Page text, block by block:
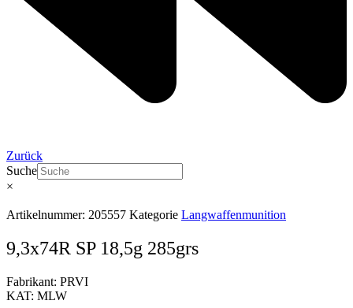
Zurück
Suche
×
Artikelnummer: 205557 Kategorie Langwaffenmunition
9,3x74R SP 18,5g 285grs
Fabrikant: PRVI
KAT: MLW